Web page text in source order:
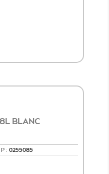
BLANC
: 0255085